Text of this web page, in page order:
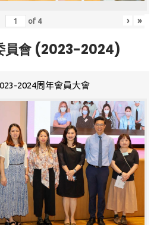
of 4 › »
員會 (2023-2024)
2024周年會員大會